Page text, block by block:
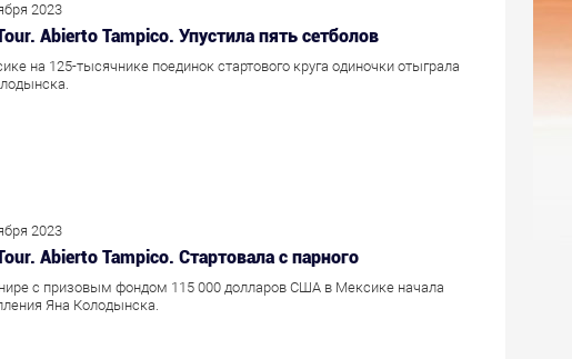
2023
Abierto Tampico. Упустила пять сетболов
на 125-тысячнике поединок стартового круга одиночки отыграла
2023
Abierto Tampico. Стартовала с парного
с призовым фондом 115 000 долларов США в Мексике начала
Яна Колодынска.